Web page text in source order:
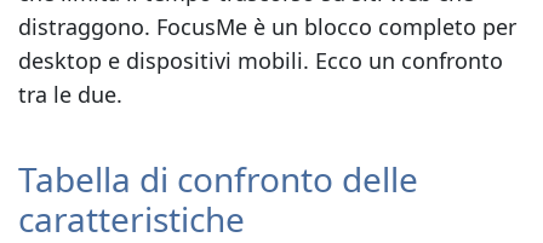
distraggono. FocusMe è un blocco completo per
desktop e dispositivi mobili. Ecco un confronto
tra le due.
Tabella di confronto delle
caratteristiche